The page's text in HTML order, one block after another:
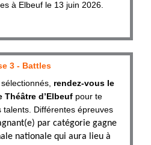
à Elbeuf le 13 juin 2026.
3 - Battles
rendez-vous le
Théâtre d’Elbeuf pour te
Différentes épreuves
par catégorie gagne
nationale qui aura lieu à